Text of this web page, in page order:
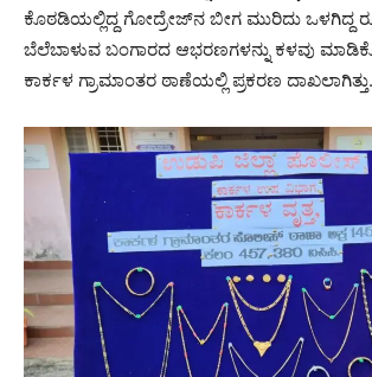
ಕೊಠಡಿಯಲ್ಲಿದ್ದ ಗೋದ್ರೇಜ್‍ನ ಬೀಗ ಮುರಿದು ಒಳಗಿದ್ದ
ಬೆಲೆಬಾಳುವ ಬಂಗಾರದ ಆಭರಣಗಳನ್ನು ಕಳವು
ಕಾರ್ಕಳ ಗ್ರಾಮಾಂತರ ಠಾಣೆಯಲ್ಲಿ ಪ್ರಕರಣ ದಾಖಲಾಗಿತ್ತು.